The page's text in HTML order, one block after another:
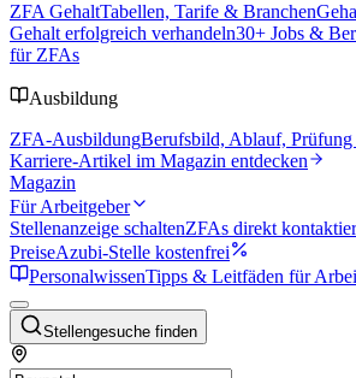
ZFA GehaltTabellen, Tarife & Branchen
Gehalt erfolgreich verhandeln30+ Jobs &
für ZFAs
Ausbildung
ZFA-AusbildungBerufsbild, Ablauf,
Karriere-Artikel im Magazin entdecken
Magazin
Für Arbeitgeber
Stellenanzeige schaltenZFAs direkt
PreiseAzubi-Stelle kostenfrei
PersonalwissenTipps & Leitfäden für
Stellengesuche finden